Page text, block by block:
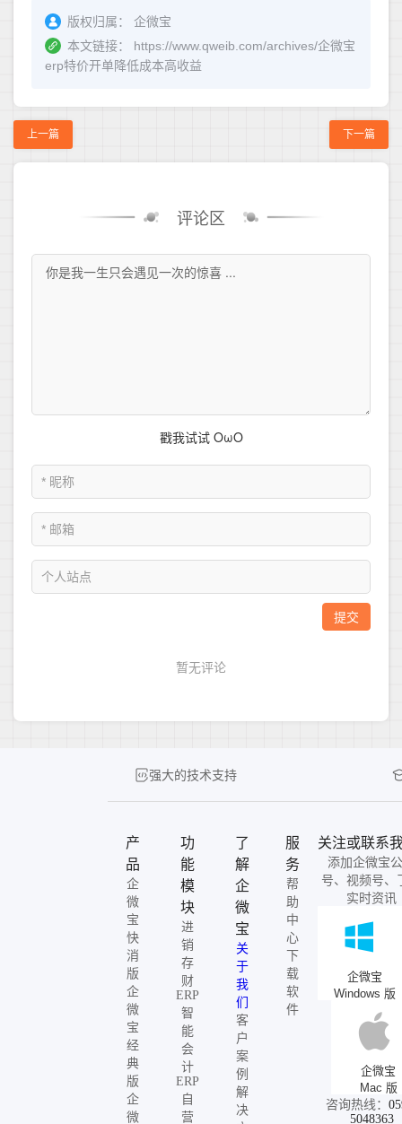
版权归属：
企微宝
本文链接：
https://www.qweib.com/archives/企微宝
erp特价开单降低成本高收益
上一篇 下一篇
评论区
强大的技术支持
产
品
企
微
宝
快
消
版
企
微
宝
经
典
版
企
微
功
能
模
块
进
销
存
财
ERP
智
能
会
计
ERP
自
营
了
解
企
微
宝
关
于
我
们
客
户
案
例
解
决
服
务
帮
助
中
心
下
载
软
件
关注或联系
添加企微宝
号、视频号、
实时资讯
企微宝
Windows 版
企微宝
Mac 版
咨询热线：
5048363